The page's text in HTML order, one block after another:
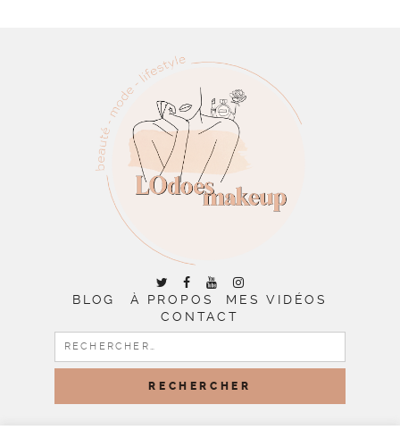
BLOG À PROPOS
MES VIDÉOS
CONTACT
RECHERCHER :